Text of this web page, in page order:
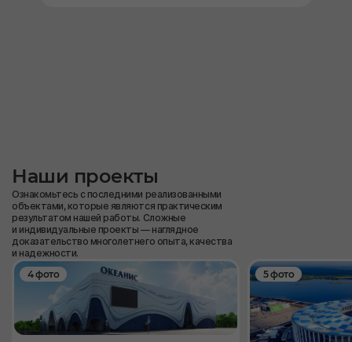
Наши проекты
Ознакомьтесь с последними реализованными
объектами, которые являются практическим
результатом нашей работы. Сложные
и индивидуальные проекты — наглядное
доказательство многолетнего опыта, качества
и надежности.
4 фото 5 фото